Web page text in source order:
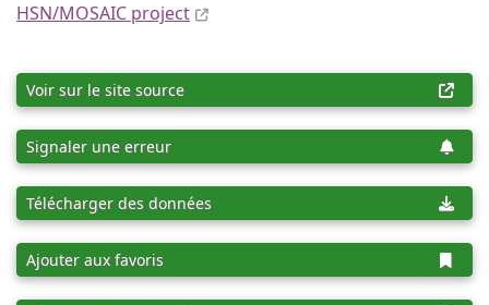
HSN/MOSAIC project
Voir sur le site source
Signaler une erreur
Télécharger des données
Ajouter aux favoris